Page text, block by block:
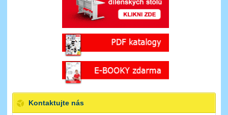
Kontaktujte nás